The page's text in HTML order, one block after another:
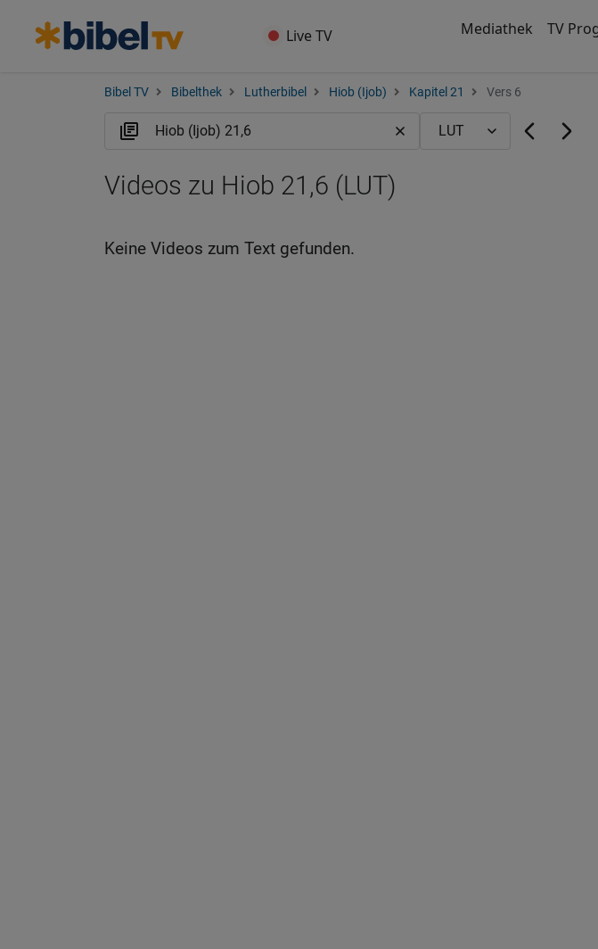
Live TV Mediathek TV
Bibel TV Bibelthek Lutherbibel Hiob (Ijob) Kapitel 21 Vers 6
Videos zu Hiob 21,6 (LUT)
Keine Videos zum Text gefunden.